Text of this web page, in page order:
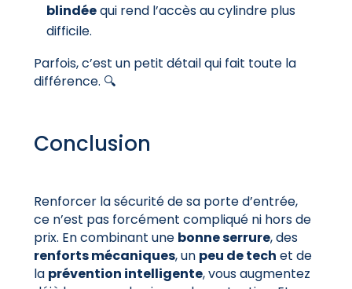
blindéequi rend l’accès au cylindre plus
difficile.
Parfois, c’est un petit détail qui fait toute la
différence. 🔍
Conclusion
Renforcer la sécurité de sa porte d’entrée,
ce n’est pas forcément compliqué ni hors de
prix. En combinant une bonne serrure, des
renforts mécaniques, un peu de tech et de
la prévention intelligente, vous augmentez